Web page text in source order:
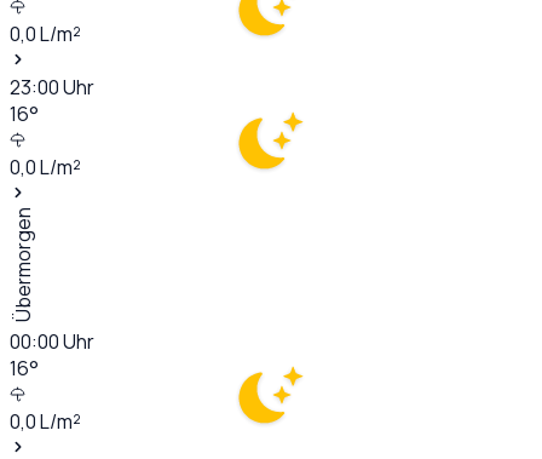
0,0L/m²
23:00Uhr
16°
0,0L/m²
Übermorgen
00:00Uhr
16°
0,0L/m²